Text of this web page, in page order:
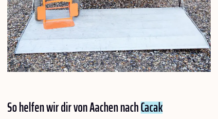
So helfen wir dir von Aachen nachCacak